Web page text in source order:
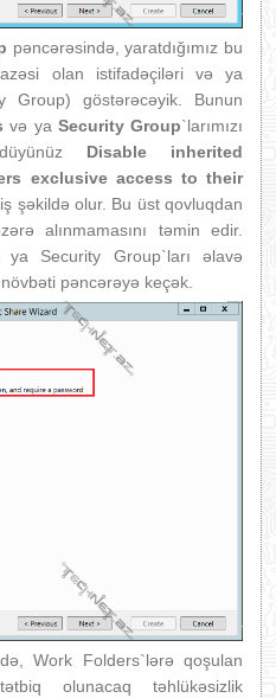
pəncərəsində, yaratdığımız bu
olan istifadəçiləri və ya
Group) göstərəcəyik. Bunun
və ya Security Group`larımızı
Disable inherited
exclusive access to their
şəkildə olur. Bu üst qovluqdan
alınmamasını təmin edir.
Security Group`ları əlavə
pəncərəyə keçək.
Work Folders`lərə qoşulan
olunacaq təhlükəsizlik